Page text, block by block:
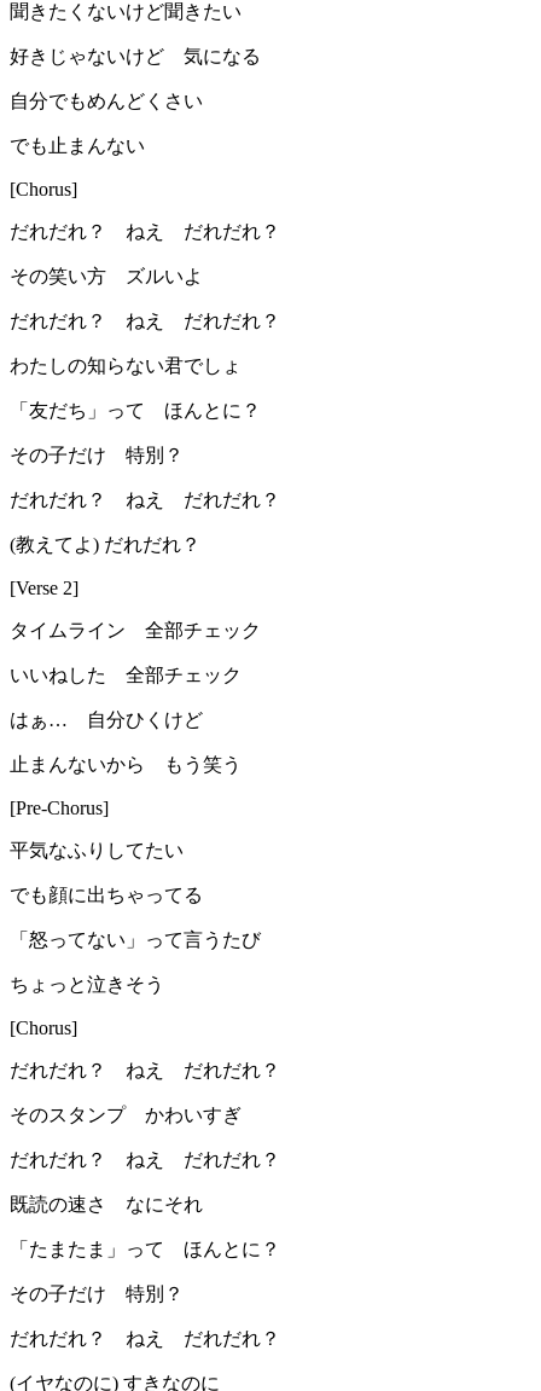
聞きたくないけど聞きたい
好きじゃないけど 気になる
自分でもめんどくさい
でも止まんない
[Chorus]
だれだれ？ ねえ だれだれ？
その笑い方 ズルいよ
だれだれ？ ねえ だれだれ？
わたしの知らない君でしょ
「友だち」って ほんとに？
その子だけ 特別？
だれだれ？ ねえ だれだれ？
(教えてよ) だれだれ？
[Verse 2]
タイムライン 全部チェック
いいねした 全部チェック
はぁ… 自分ひくけど
止まんないから もう笑う
[Pre-Chorus]
平気なふりしてたい
でも顔に出ちゃってる
「怒ってない」って言うたび
ちょっと泣きそう
[Chorus]
だれだれ？ ねえ だれだれ？
そのスタンプ かわいすぎ
だれだれ？ ねえ だれだれ？
既読の速さ なにそれ
「たまたま」って ほんとに？
その子だけ 特別？
だれだれ？ ねえ だれだれ？
(イヤなのに) すきなのに